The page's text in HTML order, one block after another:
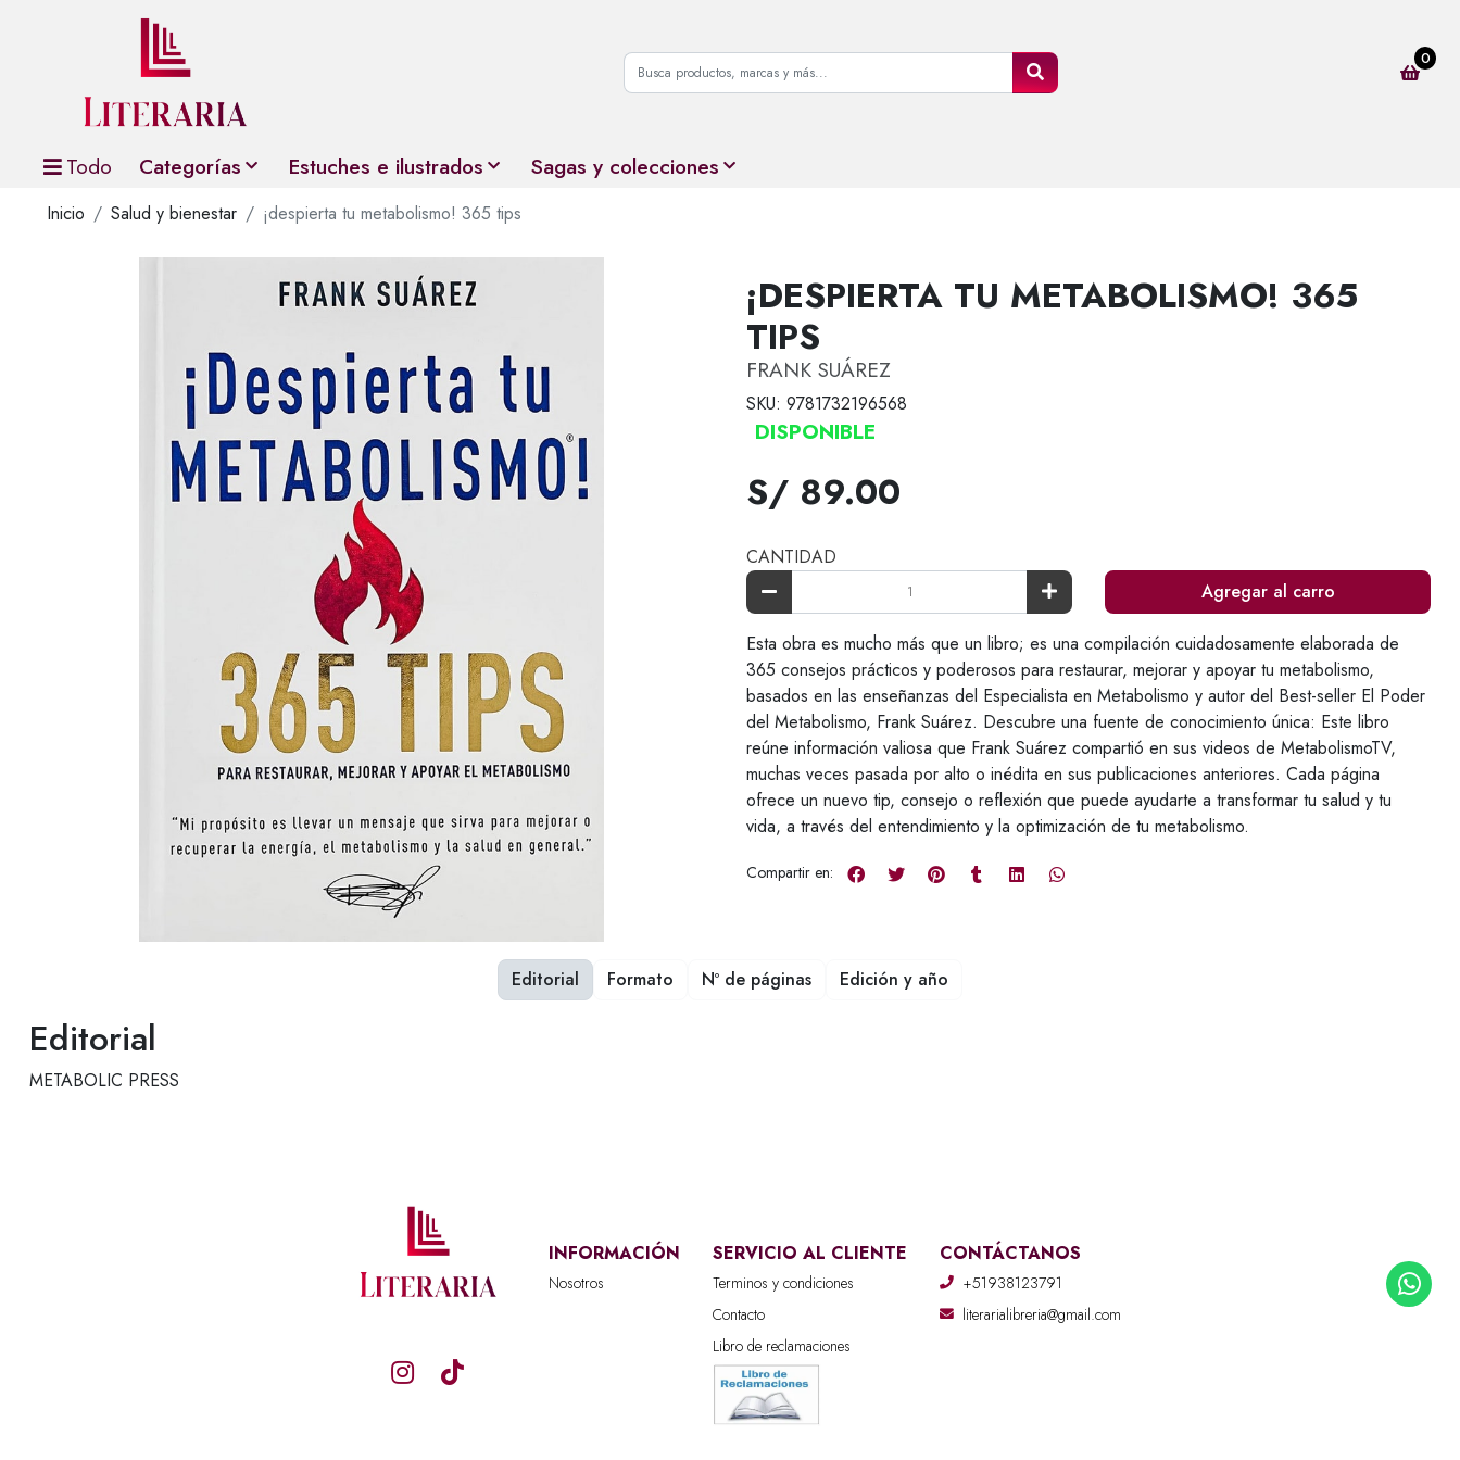
0
Todo Categorías Estuches e ilustrados Sagas y colecciones
Inicio Salud y bienestar ¡despierta tu metabolismo! 365 tips
¡DESPIERTA TU METABOLISMO! 365
TIPS
FRANK SUÁREZ
SKU: 9781732196568
DISPONIBLE
S/ 89.00
CANTIDAD
Agregar al carro
Esta obra es mucho más que un libro; es una compilación cuidadosamente elaborada de
365 consejos prácticos y poderosos para restaurar, mejorar y apoyar tu metabolismo,
basados en las enseñanzas del Especialista en Metabolismo y autor del Best-seller El Poder
del Metabolismo, Frank Suárez. Descubre una fuente de conocimiento única: Este libro
reúne información valiosa que Frank Suárez compartió en sus videos de MetabolismoTV,
muchas veces pasada por alto o inédita en sus publicaciones anteriores. Cada página
ofrece un nuevo tip, consejo o reflexión que puede ayudarte a transformar tu salud y tu
vida, a través del entendimiento y la optimización de tu metabolismo.
Compartir en:
Editorial
METABOLIC PRESS
Editorial Formato Nº de páginas Edición y año
INFORMACIÓN
Nosotros
SERVICIO AL CLIENTE
Terminos y condiciones
Contacto
Libro de reclamaciones
CONTÁCTANOS
+51938123791
literarialibreria@gmail.com